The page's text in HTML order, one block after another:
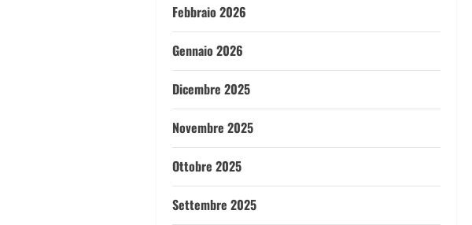
Febbraio 2026
Gennaio 2026
Dicembre 2025
Novembre 2025
Ottobre 2025
Settembre 2025